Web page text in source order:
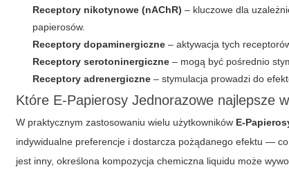
Receptory nikotynowe (nAChR) – kluczowe dla
papierosów.
Receptory dopaminergiczne – aktywacja tych
Receptory serotoninergiczne – mogą być pośrednio
Receptory adrenergiczne – stymulacja prowadzi do
Które E-Papierosy Jednorazowe najlepsze
W praktycznym zastosowaniu wielu użytkowników E-
indywidualne preferencje i dostarcza pożądanego efektu —
jest inny, określona kompozycja chemiczna liquidu może